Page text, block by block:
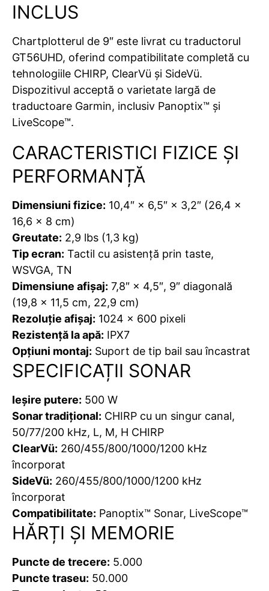
INCLUS
Chartplotterul de 9″ este livrat cu traductorul
GT56UHD, oferind compatibilitate completă cu
tehnologiile CHIRP, ClearVü și SideVü.
Dispozitivul acceptă o varietate largă de
traductoare Garmin, inclusiv Panoptix™ și
LiveScope™.
CARACTERISTICI FIZICE ȘI
PERFORMANȚĂ
Dimensiuni fizice: 10,4″ × 6,5″ × 3,2″ (26,4 ×
16,6 × 8 cm)
Greutate: 2,9 lbs (1,3 kg)
Tip ecran: Tactil cu asistenţă prin taste,
WSVGA, TN
Dimensiune afişaj: 7,8″ × 4,5″, 9″ diagonală
(19,8 × 11,5 cm, 22,9 cm)
Rezoluţie afişaj: 1024 × 600 pixeli
Rezistenţă la apă: IPX7
Opțiuni montaj: Suport de tip bail sau încastrat
SPECIFICAȚII SONAR
Ieșire putere: 500 W
Sonar tradițional: CHIRP cu un singur canal,
50/77/200 kHz, L, M, H CHIRP
ClearVü: 260/455/800/1000/1200 kHz
încorporat
SideVü: 260/455/800/1000/1200 kHz
încorporat
Compatibilitate: Panoptix™ Sonar, LiveScope™
HĂRȚI ȘI MEMORIE
Puncte de trecere: 5.000
Puncte traseu: 50.000